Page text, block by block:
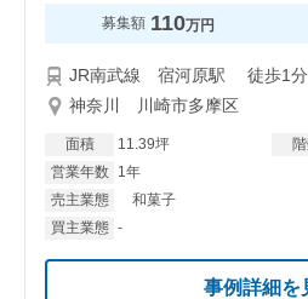
募集額 110万円
JR南武線 宿河原駅 徒歩1分
神奈川 川崎市多摩区
面積 11.39坪
営業年数
1年
売主業態
和菓子
買主業態 -
事例詳細を